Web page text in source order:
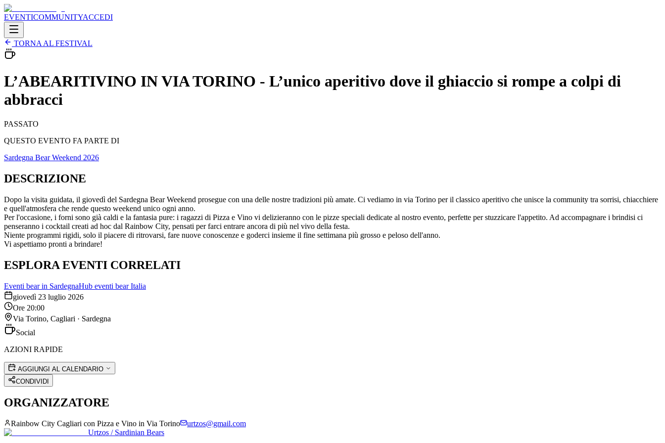
EVENTICOMMUNITYACCEDI
TORNA AL FESTIVAL
L’ABEARITIVINO IN VIA TORINO - L’unico aperitivo dove il ghiaccio si rompe a colpi di
abbracci
PASSATO
QUESTO EVENTO FA PARTE DI
Sardegna Bear Weekend 2026
DESCRIZIONE
Dopo la visita guidata, il giovedì del Sardegna Bear Weekend prosegue con una delle nostre tradizioni più amate. Ci vediamo in via Torino per il classico aperitivo che unisce la community tra sorrisi, chiacchiere
e quell'atmosfera che rende questo weekend unico ogni anno.
Per l'occasione, i forni sono già caldi e la fantasia pure: i ragazzi di Pizza e Vino vi delizieranno con le pizze speciali dedicate al nostro evento, perfette per stuzzicare l'appetito. Ad accompagnare i brindisi ci
penseranno i cocktail creati ad hoc dal Rainbow City, pensati per farci entrare ancora di più nel vivo della festa.
Niente programmi rigidi, solo il piacere di ritrovarsi, fare nuove conoscenze e goderci insieme il fine settimana più grosso e peloso dell'anno.
Vi aspettiamo pronti a brindare!
ESPLORA EVENTI CORRELATI
Eventi bear in SardegnaHub eventi bear Italia
giovedì 23 luglio 2026
Ore 20:00
Via Torino, Cagliari · Sardegna
Social
AZIONI RAPIDE
AGGIUNGI AL CALENDARIO
CONDIVIDI
ORGANIZZATORE
Rainbow City Cagliari con Pizza e Vino in Via Torino
urtzos@gmail.com
Urtzos / Sardinian Bears